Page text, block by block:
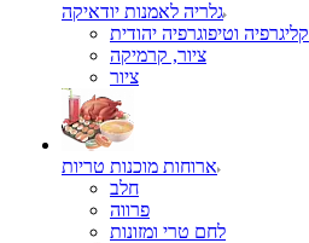
גלריה לאמנות יודאיקה
קליגרפיה וטיפוגרפיה יהודית
ציור, קרמיקה
ציור
ארוחות מוכנות טריות
חלב
פרווה
לחם טרי ומזונות